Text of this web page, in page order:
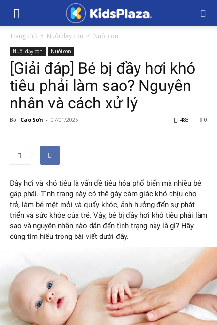
Trang chủ Nuôi dạy con Nuôi con
Nuôi dạy con Nuôi con
[Giải đáp] Bé bị đầy hơi khó
tiêu phải làm sao? Nguyên
nhân và cách xử lý
Bởi Cao Sơn - 07/01/2025 0
483
Đầy hơi và khó tiêu là vấn đề tiêu hóa phổ biến mà nhiều bé
gặp phải. Tình trạng này có thể gây cảm giác khó chịu cho
trẻ, làm bé mệt mỏi và quấy khóc, ảnh hưởng đến sự phát
triển và sức khỏe của trẻ. Vậy, bé bị đầy hơi khó tiêu phải làm
sao và nguyên nhân nào dẫn đến tình trạng này là gì? Hãy
cùng tìm hiểu trong bài viết dưới đây.